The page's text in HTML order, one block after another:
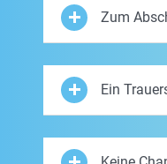
Zum
Ein